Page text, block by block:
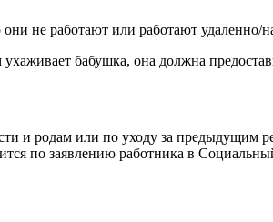
не работают или работают удаленно/
бабушка, она должна
и родам или по уходу за предыдущим
по заявлению работника в